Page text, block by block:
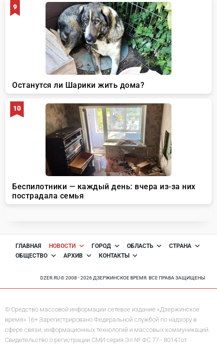
ГЛАВНАЯ НОВОСТИ ГОРОД ОБЛАСТЬ
СТРАНА
ОБЩЕСТВО
АРХИВ КОНТАКТЫ
DZER.RU © 2008 - 2026 ДЗЕРЖИНСКОЕ ВРЕМЯ. ВСЕ ПРАВА ЗАЩИЩЕНЫ
© Средство массовой информации сетевое издание «Дзержинское
время» 16+ Зарегистрировано Федеральной службой по надзору в
сфере связи, информационных технологий и массовых коммуникаций.
Свидетельство о регистрации СМИ серия Эл № ФС 77 - 80141от